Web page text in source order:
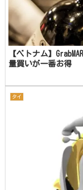
【ベトナム】
量買いが一番お得
タイ